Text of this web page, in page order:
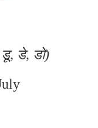
डू, डे, डो)